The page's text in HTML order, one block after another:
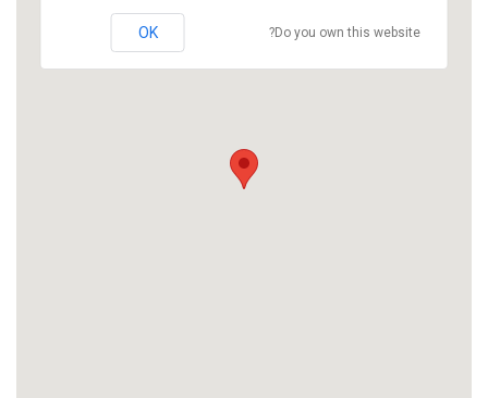
Do you own this website?
OK